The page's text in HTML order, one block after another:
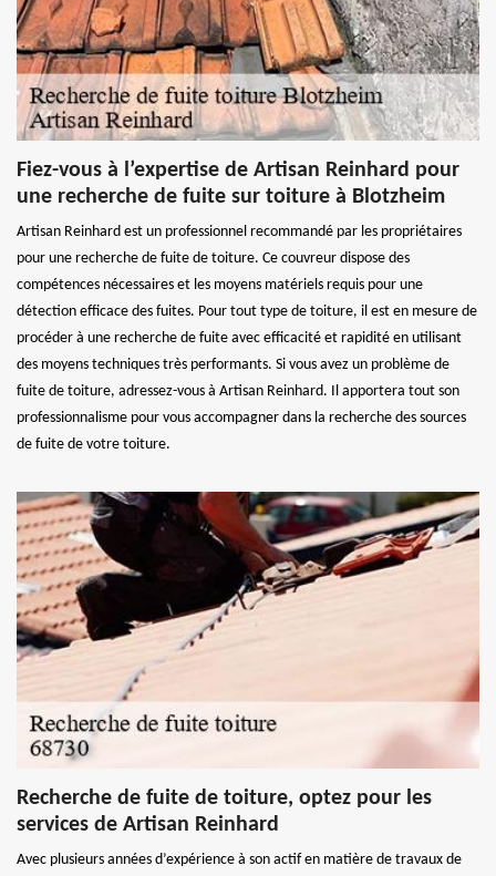
Fiez-vous à l’expertise de Artisan Reinhard pour
une recherche de fuite sur toiture à Blotzheim
Artisan Reinhard est un professionnel recommandé par les propriétaires
pour une recherche de fuite de toiture. Ce couvreur dispose des
compétences nécessaires et les moyens matériels requis pour une
détection efficace des fuites. Pour tout type de toiture, il est en mesure de
procéder à une recherche de fuite avec efficacité et rapidité en utilisant
des moyens techniques très performants. Si vous avez un problème de
fuite de toiture, adressez-vous à Artisan Reinhard. Il apportera tout son
professionnalisme pour vous accompagner dans la recherche des sources
de fuite de votre toiture.
Recherche de fuite de toiture, optez pour les
services de Artisan Reinhard
Avec plusieurs années d’expérience à son actif en matière de travaux de